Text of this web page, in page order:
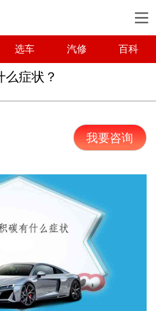
选车 汽修 百科
么症状？
我要咨询